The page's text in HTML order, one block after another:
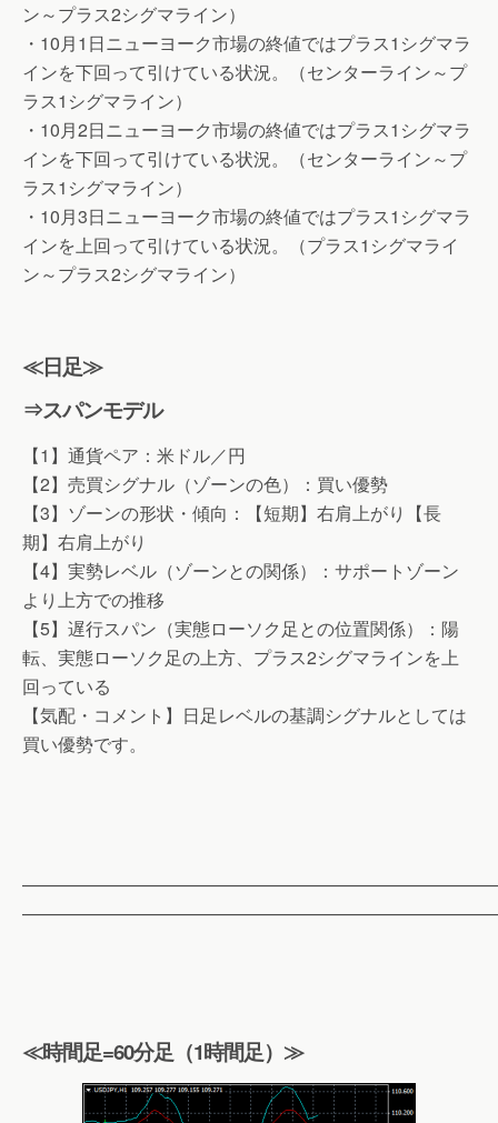
ン～プラス2シグマライン）
・10月1日ニューヨーク市場の終値ではプラス1シグマラ
インを下回って引けている状況。（センターライン～プ
ラス1シグマライン）
・10月2日ニューヨーク市場の終値ではプラス1シグマラ
インを下回って引けている状況。（センターライン～プ
ラス1シグマライン）
・10月3日ニューヨーク市場の終値ではプラス1シグマラ
インを上回って引けている状況。（プラス1シグマライ
ン～プラス2シグマライン）
≪日足≫
⇒スパンモデル
【1】通貨ペア：米ドル／円
【2】売買シグナル（ゾーンの色）：買い優勢
【3】ゾーンの形状・傾向：【短期】右肩上がり【長
期】右肩上がり
【4】実勢レベル（ゾーンとの関係）：サポートゾーン
より上方での推移
【5】遅行スパン（実態ローソク足との位置関係）：陽
転、実態ローソク足の上方、プラス2シグマラインを上
回っている
【気配・コメント】日足レベルの基調シグナルとしては
買い優勢です。
≪時間足=60分足（1時間足）≫